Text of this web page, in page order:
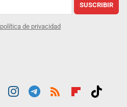
SUSCRIBIR
política de privacidad